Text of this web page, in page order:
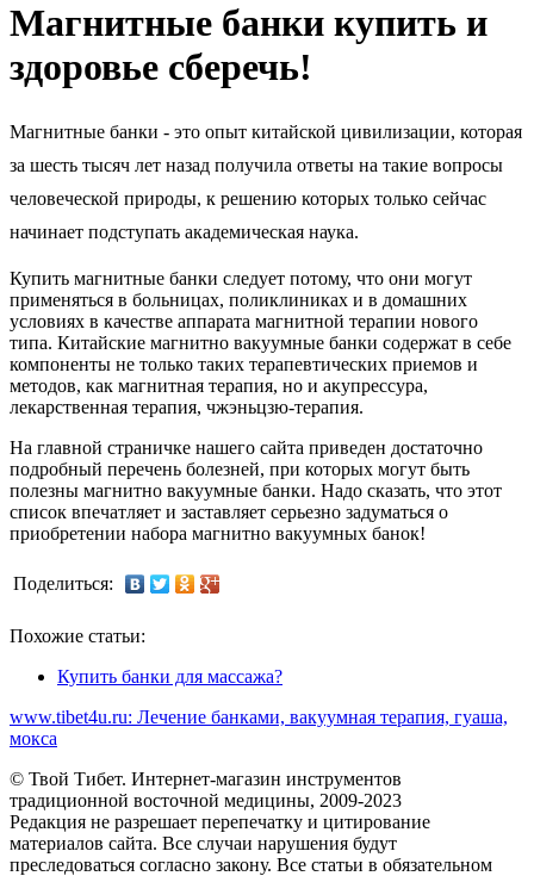
Магнитные банки купить и
здоровье сберечь!
Магнитные банки - это опыт китайской цивилизации, которая
за шесть тысяч лет назад получила ответы на такие вопросы
человеческой природы, к решению которых только сейчас
начинает подступать академическая наука.
Купить магнитные банки следует потому, что они могут
применяться в больницах, поликлиниках и в домашних
условиях в качестве аппарата магнитной терапии нового
типа. Китайские магнитно вакуумные банки содержат в себе
компоненты не только таких терапевтических приемов и
методов, как магнитная терапия, но и акупрессура,
лекарственная терапия, чжэньцзю-терапия.
На главной страничке нашего сайта приведен достаточно
подробный перечень болезней, при которых могут быть
полезны магнитно вакуумные банки. Надо сказать, что этот
список впечатляет и заставляет серьезно задуматься о
приобретении набора магнитно вакуумных банок!
Поделиться:
Похожие статьи:
Купить банки для массажа?
www.tibet4u.ru: Лечение банками, вакуумная терапия, гуаша,
мокса
© Твой Тибет. Интернет-магазин инструментов
традиционной восточной медицины, 2009-2023
Редакция не разрешает перепечатку и цитирование
материалов сайта. Все случаи нарушения будут
преследоваться согласно закону. Все статьи в обязательном